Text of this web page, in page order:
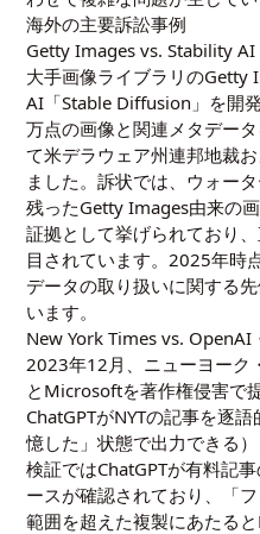
海外の主要訴訟事例
Getty Images vs. Stability AI
大手画像ライブラリのGetty
AI「Stable Diffusion」を開
万点の画像と関連メタデー
て米デラウェア州連邦地裁
ました。訴状では、ウォー
残ったGetty Images由来の
証拠として挙げられており
目されています。2025年時
データの取り扱いに関する
います。
New York Times vs. OpenAI
2023年12月、ニューヨーク
とMicrosoftを著作権侵害で
ChatGPTがNYTの記事を逐
憶した」状態で出力できる
検証ではChatGPTが有料記
ースが確認されており、「
範囲を超えた複製にあたると